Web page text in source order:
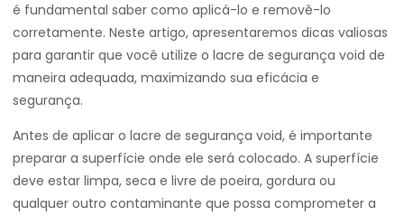
é fundamental saber como aplicá-lo e removê-lo
corretamente. Neste artigo, apresentaremos dicas valiosas
para garantir que você utilize o lacre de segurança void de
maneira adequada, maximizando sua eficácia e
segurança.
Antes de aplicar o lacre de segurança void, é importante
preparar a superfície onde ele será colocado. A superfície
deve estar limpa, seca e livre de poeira, gordura ou
qualquer outro contaminante que possa comprometer a